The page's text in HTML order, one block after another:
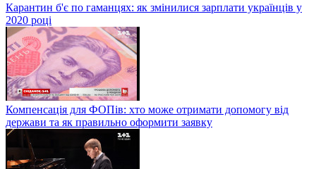
Карантин б'є по гаманцях: як змінилися зарплати українців у
2020 році
Компенсація для ФОПів: хто може отримати допомогу від
держави та як правильно оформити заявку